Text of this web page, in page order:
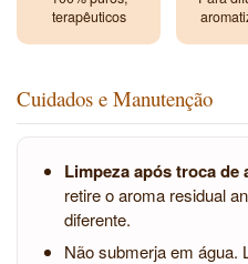
terapêuticos
Cuidados e Manutenção
Limpeza após troca de
retire o aroma residual
diferente.
Não submerja em água.